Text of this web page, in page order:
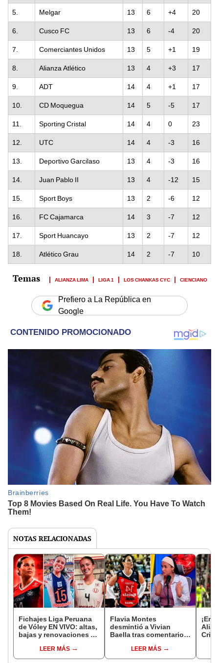
5. Melgar 13 6 +4 20
6. Cusco FC 13 6 -4 20
7. Comerciantes Unidos 13 5 +1 19
8. Alianza Atlético 13 4 +3 17
9. ADT 14 4 +1 17
10. CD Moquegua 14 5 -5 17
11. Sporting Cristal 14 4 0 23
12. UTC 14 4 -3 16
13. Deportivo Garcilaso 13 4 -3 16
14. Juan Pablo II 13 4 -12 15
15. Sport Boys 13 2 -6 12
16. FC Cajamarca 14 3 -7 12
17. Sport Huancayo 13 2 -7 12
18. Atlético Grau 14 2 -7 10
ALIANZA LIMA LIGA 1 LOS CHANKAS CYC CIENCIANO
Prefiero a La República en
Google
NOTAS RELACIONADAS
Fichajes Liga Peruana
de Vóley EN VIVO: altas,
bajas y renovaciones en
Universitario, San
Martín y Regatas
LEER MÁS
Flavia Montes
desmintió a Vivian
Baella tras comentarios
incorporación a Alianza
Lima: "No permitiré que
LEER MÁS